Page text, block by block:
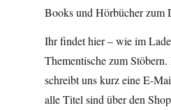
Books und Hörbücher zum
Ihr findet hier – wie im
Thementische zum
schreibt uns kurz eine E-
alle Titel sind über den